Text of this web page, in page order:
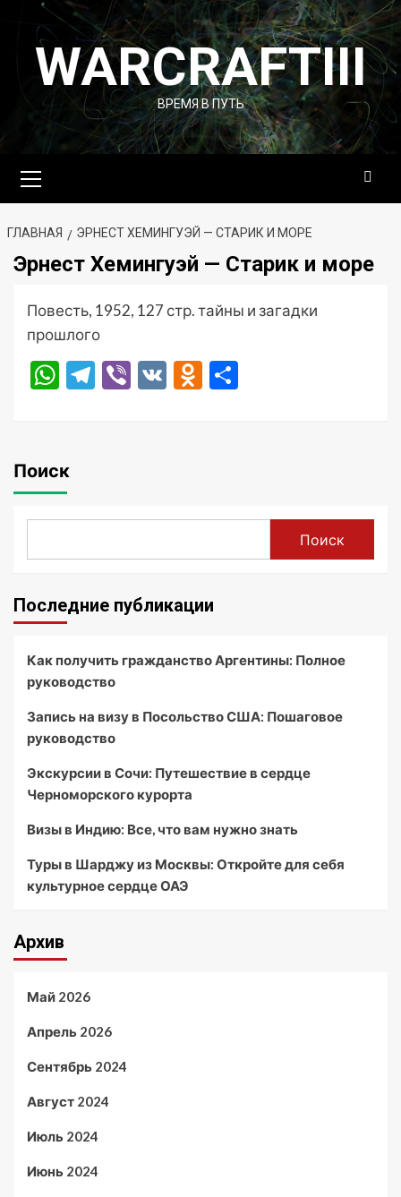
Перейти
содержимому
WARCRAFTIII
ВРЕМЯ В ПУТЬ
меню
ГЛАВНАЯ ЭРНЕСТ ХЕМИНГУЭЙ — СТАРИК И МОРЕ
Эрнест Хемингуэй — Старик и море
Повесть, 1952, 127 стр. тайны и загадки
прошлого
WhatsApp
Telegram
Viber
VK Odnoklassniki
Поиск
Поиск
Последние публикации
Как получить гражданство Аргентины: Полное
руководство
Запись на визу в Посольство США: Пошаговое
руководство
Экскурсии в Сочи: Путешествие в сердце
Черноморского курорта
Визы в Индию: Все, что вам нужно знать
Туры в Шарджу из Москвы: Откройте для себя
культурное сердце ОАЭ
Архив
Май 2026
Апрель 2026
Сентябрь 2024
Август 2024
Июль 2024
Июнь 2024